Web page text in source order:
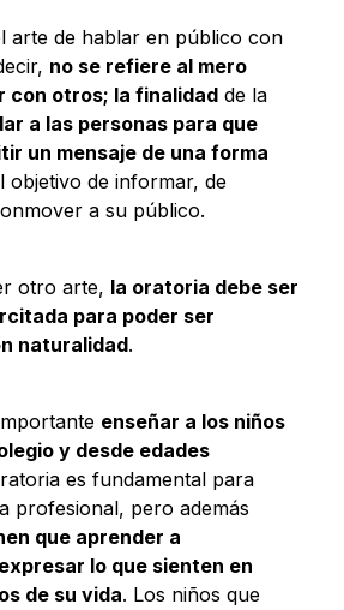
arte de hablar en público con
no se refiere al mero
con otros; la finalidadde la
a las personas para que
un mensaje de una forma
objetivo de informar, de
a su público.
otro arte, la oratoria debe ser
para poder ser
naturalidad.
enseñar a los niños
y desde edades
es fundamental para
profesional, pero además
que aprender a
lo que sienten en
de su vida. Los niños que